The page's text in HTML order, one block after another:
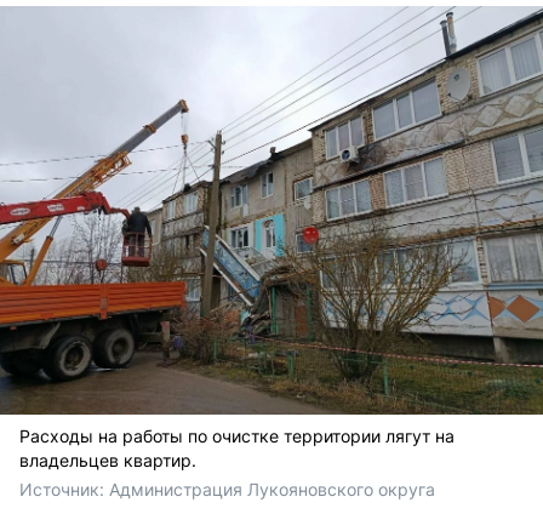
Расходы на работы по очистке территории лягут на
владельцев квартир.
Источник: Администрация Лукояновского округа